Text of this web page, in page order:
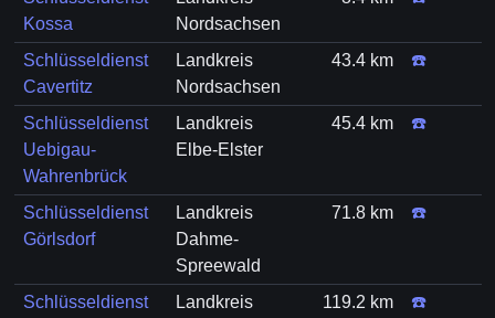
Kossa
Nordsachsen
Schlüsseldienst
Cavertitz
Landkreis
Nordsachsen
43.4 km ☎️
Schlüsseldienst
Uebigau-
Wahrenbrück
Landkreis
Elbe-Elster
45.4 km ☎️
Schlüsseldienst
Görlsdorf
Landkreis
Dahme-
Spreewald
71.8 km ☎️
Schlüsseldienst
Landkreis
119.2 km ☎️